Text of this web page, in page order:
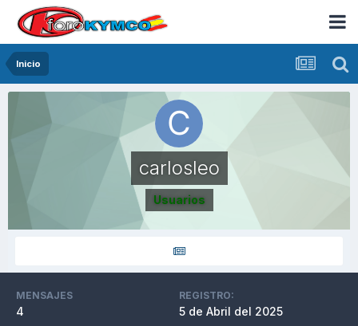
Inicio
carlosleo
Usuarios
MENSAJES
4
REGISTRO:
5 de Abril del 2025